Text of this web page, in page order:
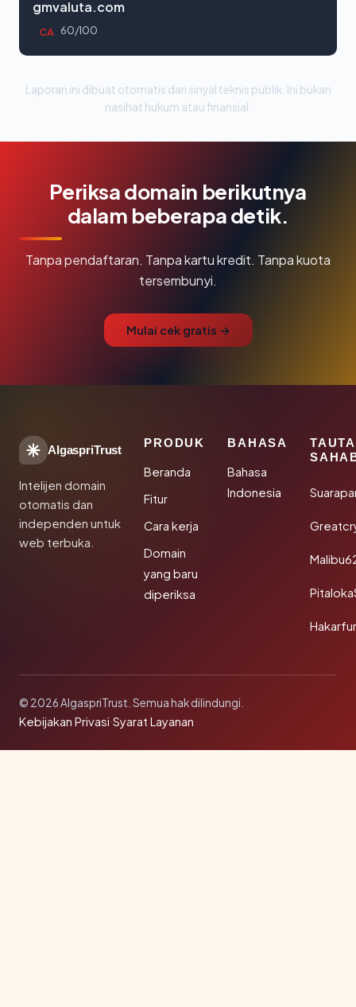
gmvaluta.com
CA 60/100
Laporan ini dibuat otomatis dari sinyal teknis publik. Ini bukan
nasihat hukum atau finansial.
Periksa domain berikutnya
dalam beberapa detik.
Tanpa pendaftaran. Tanpa kartu kredit. Tanpa kuota
tersembunyi.
Mulai cek gratis →
AlgaspriTrust
Intelijen domain
otomatis dan
independen untuk
web terbuka.
PRODUK
Beranda
Fitur
Cara kerja
Domain
yang baru
diperiksa
BAHASA
Bahasa
Indonesia
© 2026 AlgaspriTrust. Semua hak dilindungi.
Kebijakan Privasi·Syarat Layanan